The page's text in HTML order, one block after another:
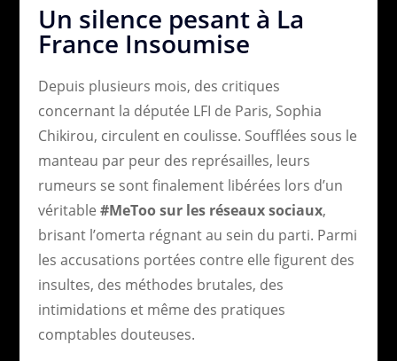
Un silence pesant à La
France Insoumise
Depuis plusieurs mois, des critiques
concernant la députée LFI de Paris, Sophia
Chikirou, circulent en coulisse. Soufflées sous le
manteau par peur des représailles, leurs
rumeurs se sont finalement libérées lors d’un
véritable #MeToo sur les réseaux sociaux,
brisant l’omerta régnant au sein du parti. Parmi
les accusations portées contre elle figurent des
insultes, des méthodes brutales, des
intimidations et même des pratiques
comptables douteuses.